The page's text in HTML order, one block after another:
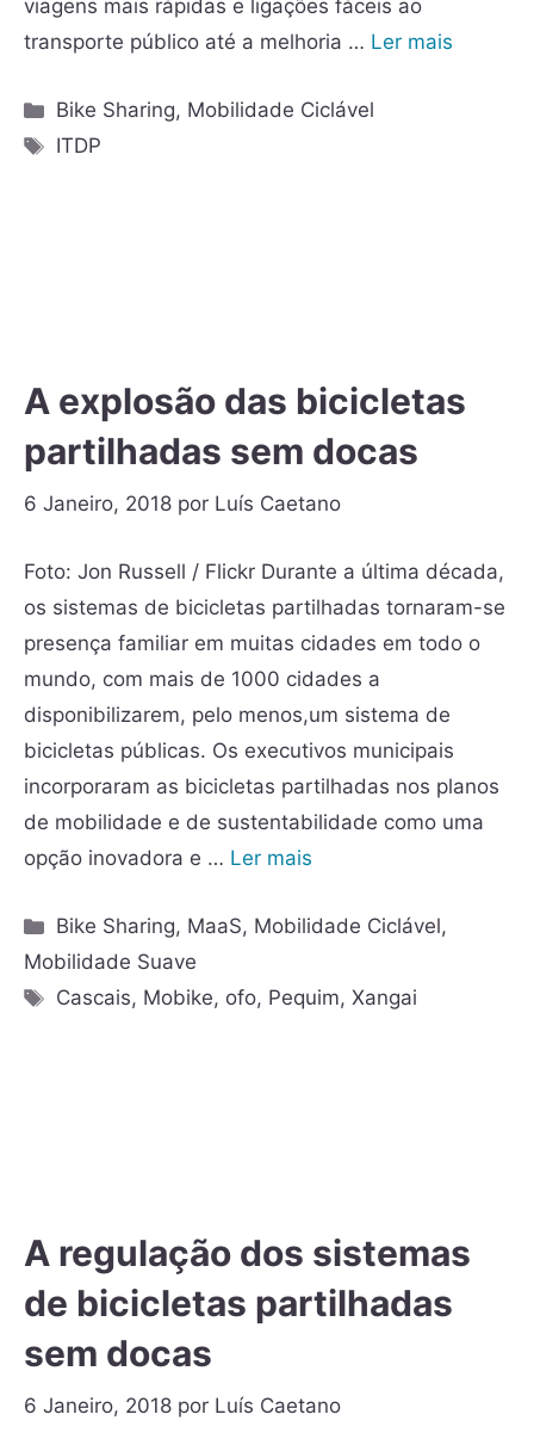
viagens mais rápidas e ligações fáceis ao
transporte público até a melhoria … Ler mais
Bike Sharing, Mobilidade Ciclável
ITDP
A explosão das bicicletas
partilhadas sem docas
6 Janeiro, 2018 por Luís Caetano
Foto: Jon Russell / Flickr Durante a última década,
os sistemas de bicicletas partilhadas tornaram-se
presença familiar em muitas cidades em todo o
mundo, com mais de 1000 cidades a
disponibilizarem, pelo menos,um sistema de
bicicletas públicas. Os executivos municipais
incorporaram as bicicletas partilhadas nos planos
de mobilidade e de sustentabilidade como uma
opção inovadora e … Ler mais
Bike Sharing, MaaS, Mobilidade Ciclável,
Mobilidade Suave
Cascais, Mobike, ofo, Pequim,Xangai
A regulação dos sistemas
de bicicletas partilhadas
sem docas
6 Janeiro, 2018 por Luís Caetano